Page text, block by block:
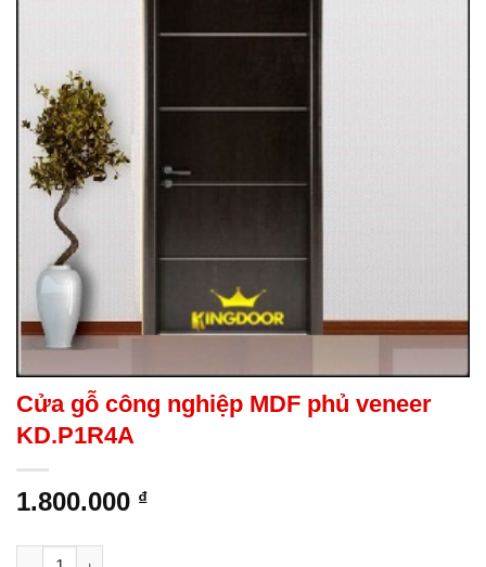
Cửa gỗ công nghiệp MDF phủ veneer
KD.P1R4A
1.800.000 ₫
Cửa gỗ công nghiệp MDF phủ veneer KD.P1R4A số lượng